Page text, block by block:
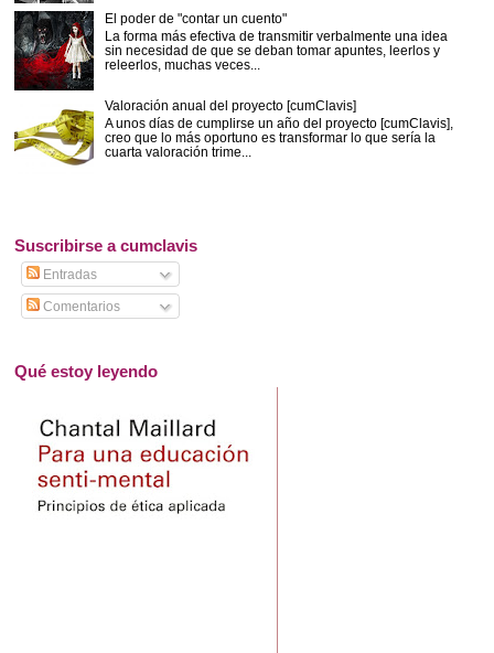
El poder de "contar un cuento"
La forma más efectiva de transmitir verbalmente una idea
sin necesidad de que se deban tomar apuntes, leerlos y
releerlos, muchas veces...
Valoración anual del proyecto [cumClavis]
A unos días de cumplirse un año del proyecto [cumClavis],
creo que lo más oportuno es transformar lo que sería la
cuarta valoración trime...
Suscribirse a cumclavis
Entradas
Comentarios
Qué estoy leyendo